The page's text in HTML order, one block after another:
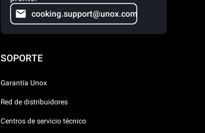
cooking.support@unox.com
SOPORTE
Garantía Unox
Red de distribuidores
Centros de servicio técnico